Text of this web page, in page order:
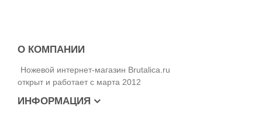
О КОМПАНИИ
Ножевой интернет-магазин Brutalica.ru
открыт и работает с марта 2012
ИНФОРМАЦИЯ